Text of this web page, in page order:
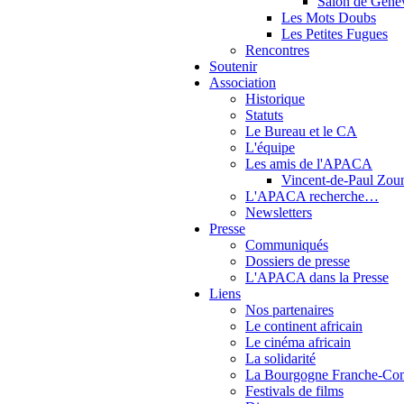
Les Mots Doubs
Les Petites Fugues
Rencontres
Soutenir
Association
Historique
Statuts
Le Bureau et le CA
L'équipe
Les amis de l'APACA
Vincent-de-Paul
L'APACA recherche…
Newsletters
Presse
Communiqués
Dossiers de presse
L'APACA dans la Presse
Liens
Nos partenaires
Le continent africain
Le cinéma africain
La solidarité
La Bourgogne Franche-
Festivals de films